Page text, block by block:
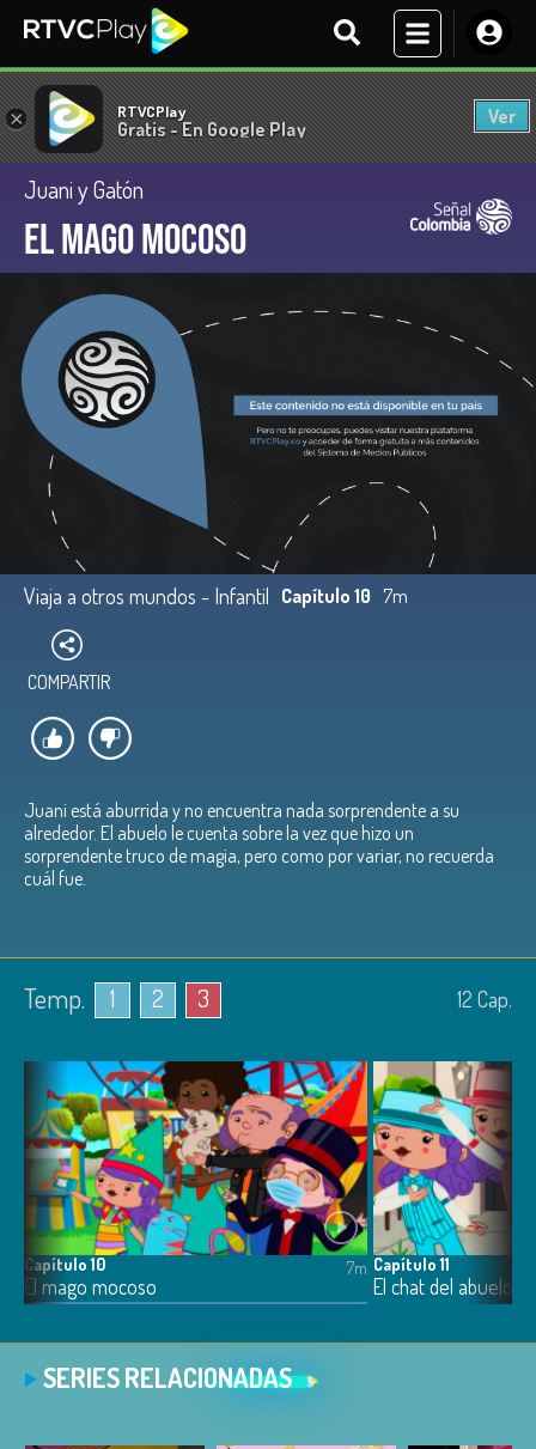
× RTVCPlay
Gratis - En Google Play
Ver
Juani y Gatón
El mago mocoso
Viaja a otros mundos - Infantil Capítulo 10 7m
COMPARTIR
Juani está aburrida y no encuentra nada sorprendente a su
alrededor. El abuelo le cuenta sobre la vez que hizo un
sorprendente truco de magia, pero como por variar, no recuerda
cuál fue.
Temp. 1 2 3 12 Cap.
Capítulo 10
El mago mocoso
7m Capítulo 11
El chat del abuelo
SERIES RELACIONADAS